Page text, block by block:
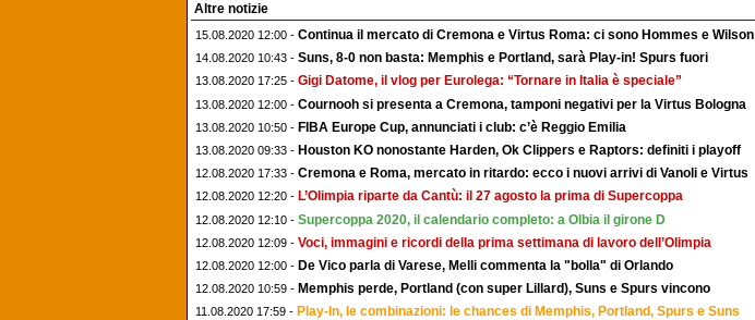
Altre notizie
15.08.2020 12:00 - Continua il mercato di Cremona e Virtus Roma: ci sono Hommes e Wilson
14.08.2020 10:43 - Suns, 8-0 non basta: Memphis e Portland, sarà Play-in! Spurs fuori
13.08.2020 17:25 - Gigi Datome, il vlog per Eurolega: “Tornare in Italia è speciale”
13.08.2020 12:00 - Cournooh si presenta a Cremona, tamponi negativi per la Virtus Bologna
13.08.2020 10:50 - FIBA Europe Cup, annunciati i club: c’è Reggio Emilia
13.08.2020 09:33 - Houston KO nonostante Harden, Ok Clippers e Raptors: definiti i playoff
12.08.2020 17:33 - Cremona e Roma, mercato in ritardo: ecco i nuovi arrivi di Vanoli e Virtus
12.08.2020 12:20 - L’Olimpia riparte da Cantù: il 27 agosto la prima di Supercoppa
12.08.2020 12:10 - Supercoppa 2020, il calendario completo: a Olbia il girone D
12.08.2020 12:09 - Voci, immagini e ricordi della prima settimana di lavoro dell’Olimpia
12.08.2020 12:00 - De Vico parla di Varese, Melli commenta la "bolla" di Orlando
12.08.2020 10:59 - Memphis perde, Portland (con super Lillard), Suns e Spurs vincono
11.08.2020 17:59 - Play-In, le combinazioni: le chances di Memphis, Portland, Spurs e Suns